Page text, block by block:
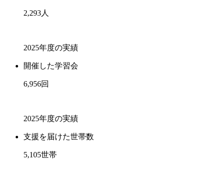
2,293人
2025年度の実績
開催した学習会
6,956回
2025年度の実績
支援を届けた世帯数
5,105世帯